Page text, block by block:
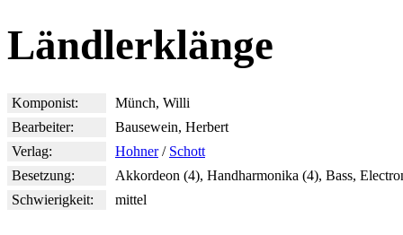
Ländlerklänge
Komponist:
Münch, Willi
Bearbeiter:
Bausewein, Herbert
Verlag:
Hohner/ Schott
Besetzung:
Akkordeon (4), Handharmonika (4), Bass,
Schwierigkeit:
mittel